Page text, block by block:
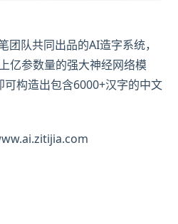
团队共同出品的AI造字系统，
亿参数量的强大神经网络模
构造出包含6000+汉字的中文